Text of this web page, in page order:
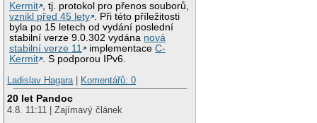
Kermit , tj. protokol pro přenos souborů,
vznikl před 45 lety . Při této příležitosti
byla po 15 letech od vydání poslední
stabilní verze 9.0.302 vydána nová
stabilní verze 11
implementaceC-
Kermit . S podporou IPv6.
Ladislav Hagara | Komentářů: 0
20 let Pandoc
4.8. 11:11 | Zajímavý článek